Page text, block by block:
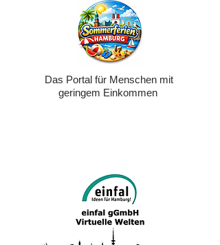
Das Portal für Menschen mit
geringem Einkommen